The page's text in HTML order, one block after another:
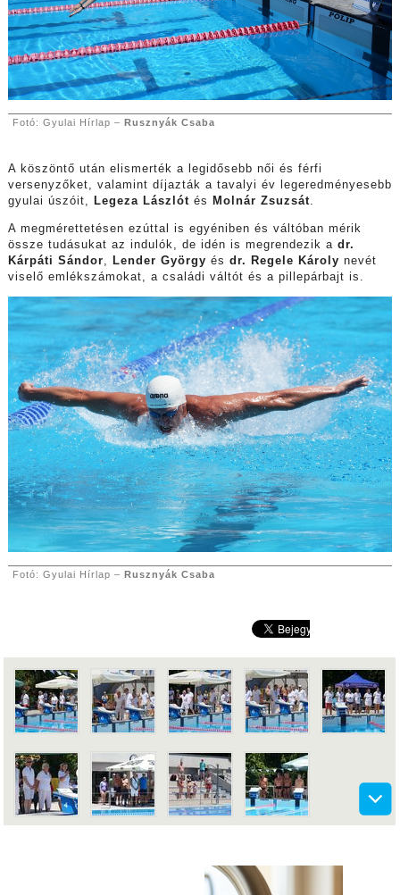
Fotó: Gyulai Hírlap – Rusznyák Csaba
A köszöntő után elismerték a legidősebb női és férfi
versenyzőket, valamint díjazták a tavalyi év legeredményesebb
gyulai úszóit,
Legeza Lászlót és Molnár Zsuzsát.
A megmérettetésen ezúttal is egyéniben és váltóban mérik
össze tudásukat az indulók, de idén is megrendezik a dr.
Kárpáti Sándor, Lender György és dr. Regele Károly nevét
viselő emlékszámokat, a családi váltót és a pillepárbajt is.
Fotó: Gyulai Hírlap – Rusznyák Csaba